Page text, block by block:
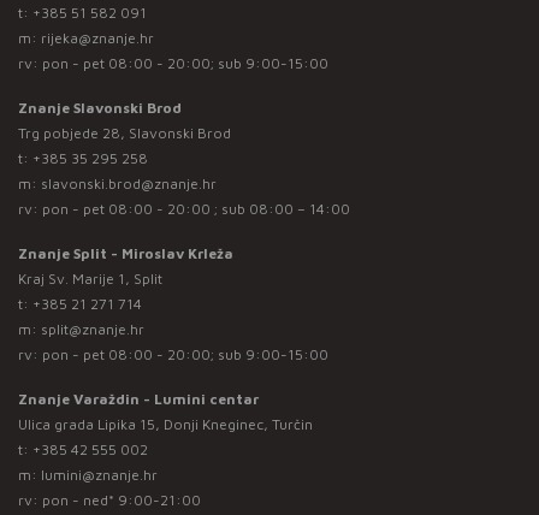
t: +385 51 582 091
m: rijeka@znanje.hr
rv: pon - pet 08:00 - 20:00; sub 9:00-15:00
Znanje Slavonski Brod
Trg pobjede 28, Slavonski Brod
t: +385 35 295 258
m: slavonski.brod@znanje.hr
rv: pon - pet 08:00 - 20:00 ; sub 08:00 – 14:00
Znanje Split - Miroslav Krleža
Kraj Sv. Marije 1, Split
t: +385 21 271 714
m: split@znanje.hr
rv: pon - pet 08:00 - 20:00; sub 9:00-15:00
Znanje Varaždin - Lumini centar
Ulica grada Lipika 15, Donji Kneginec, Turčin
t: +385 42 555 002
m: lumini@znanje.hr
rv: pon - ned* 9:00-21:00